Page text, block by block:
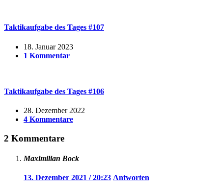
Taktikaufgabe des Tages #107
18. Januar 2023
1 Kommentar
Taktikaufgabe des Tages #106
28. Dezember 2022
4 Kommentare
2 Kommentare
Maximilian Bock
13. Dezember 2021 / 20:23 Antworten